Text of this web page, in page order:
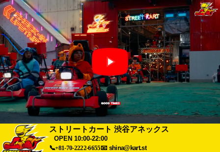
ストリートカート 渋谷アネックス
OPEN 10:00-22:00
📞+81-70-2222-6655📧 shina@kart.st